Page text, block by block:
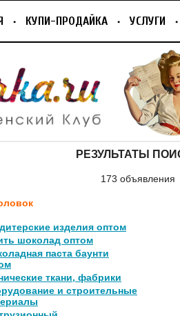
КУПИ-ПРОДАЙКА УСЛУГИ
РЕЗУЛЬТАТЫ
173 объявления
изделия оптом
шоколад оптом
паста баунти
ткани, фабрики
и строительные